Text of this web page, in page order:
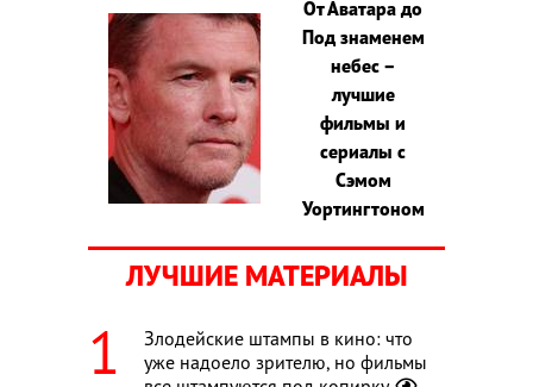
От Аватара до
Под знаменем
небес –
лучшие
фильмы и
сериалы с
Сэмом
Уортингтоном
ЛУЧШИЕ МАТЕРИАЛЫ
Злодейские штампы в кино: что
уже надоело зрителю, но фильмы